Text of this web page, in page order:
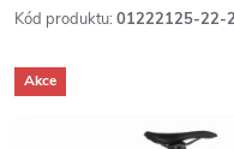
Kód produktu: 01222125-22-
Akce